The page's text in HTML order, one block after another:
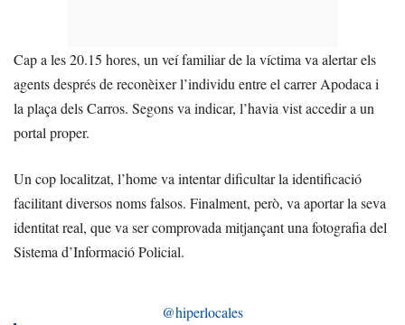
Cap a les 20.15 hores, un veí familiar de la víctima va alertar els
agents després de reconèixer l’individu entre el carrer Apodaca i
la plaça dels Carros. Segons va indicar, l’havia vist accedir a un
portal proper.
Un cop localitzat, l’home va intentar dificultar la identificació
facilitant diversos noms falsos. Finalment, però, va aportar la seva
identitat real, que va ser comprovada mitjançant una fotografia del
Sistema d’Informació Policial.
@hiperlocales